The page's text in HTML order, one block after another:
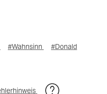
#Wahnsinn
#Donald